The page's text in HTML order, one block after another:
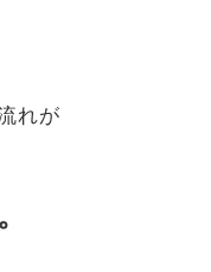
れが
。